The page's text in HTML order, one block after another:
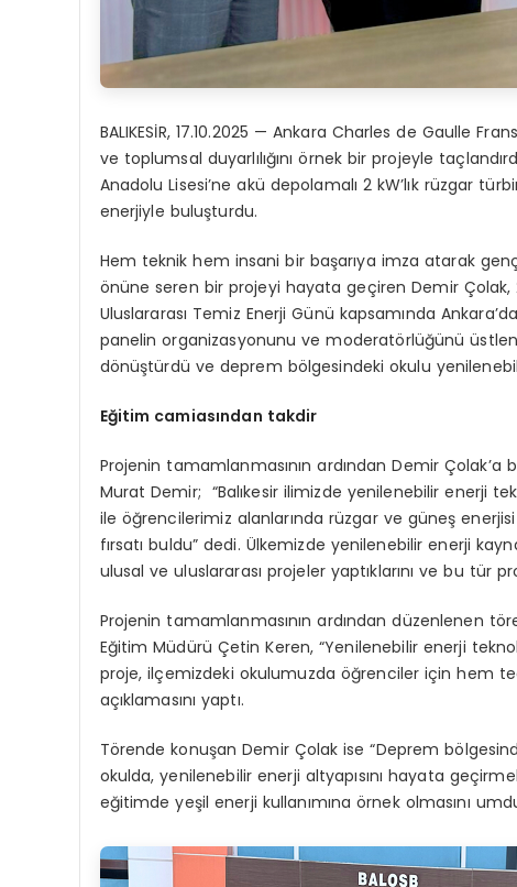
BALIKESİR, 17.10.2025 — Ankara Charles de Gaulle
ve toplumsal duyarlılığını örnek bir projeyle
Anadolu Lisesi’ne akü depolamalı 2 kW’lık rüzgar
enerjiyle buluşturdu.
Hem teknik hem insani bir başarıya imza atarak
önüne seren bir projeyi hayata geçiren Demir Çolak,
Uluslararası Temiz Enerji Günü kapsamında
panelin organizasyonunu ve moderatörlüğünü
dönüştürdü ve deprem bölgesindeki okulu
Eğitim camiasından takdir
Projenin tamamlanmasının ardından Demir
Murat Demir; “Balıkesir ilimizde yenilenebilir enerji
ile öğrencilerimiz alanlarında rüzgar ve güneş
fırsatı buldu” dedi. Ülkemizde yenilenebilir enerji
ulusal ve uluslararası projeler yaptıklarını ve bu tür
Projenin tamamlanmasının ardından düzenlenen
Eğitim Müdürü Çetin Keren, “Yenilenebilir enerji
proje, ilçemizdeki okulumuzda öğrenciler için hem
açıklamasını yaptı.
Törende konuşan Demir Çolak ise “Deprem
okulda, yenilenebilir enerji altyapısını hayata
eğitimde yeşil enerji kullanımına örnek olmasını